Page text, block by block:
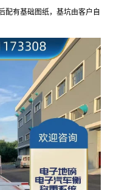
配有基础图纸，基坑由客户自